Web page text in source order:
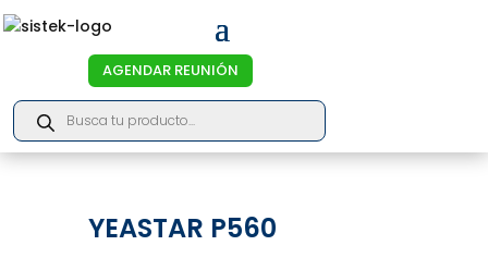
AGENDAR REUNIÓN
Products
search
YEASTAR P560